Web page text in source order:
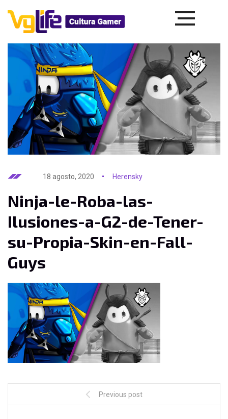
18 agosto, 2020 Herensky
Ninja-le-Roba-las-
Ilusiones-a-G2-de-Tener-
su-Propia-Skin-en-Fall-
Guys
Previous post